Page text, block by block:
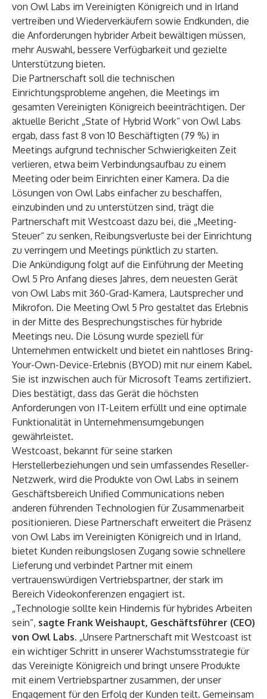
von Owl Labs im Vereinigten Königreich und in Irland
vertreiben und Wiederverkäufern sowie Endkunden, die
die Anforderungen hybrider Arbeit bewältigen müssen,
mehr Auswahl, bessere Verfügbarkeit und gezielte
Unterstützung bieten.
Die Partnerschaft soll die technischen
Einrichtungsprobleme angehen, die Meetings im
gesamten Vereinigten Königreich beeinträchtigen. Der
aktuelle Bericht „State of Hybrid Work“ von Owl Labs
ergab, dass fast 8 von 10 Beschäftigten (79 %) in
Meetings aufgrund technischer Schwierigkeiten Zeit
verlieren, etwa beim Verbindungsaufbau zu einem
Meeting oder beim Einrichten einer Kamera. Da die
Lösungen von Owl Labs einfacher zu beschaffen,
einzubinden und zu unterstützen sind, trägt die
Partnerschaft mit Westcoast dazu bei, die „Meeting-
Steuer“ zu senken, Reibungsverluste bei der Einrichtung
zu verringern und Meetings pünktlich zu starten.
Die Ankündigung folgt auf die Einführung der Meeting
Owl 5 Pro Anfang dieses Jahres, dem neuesten Gerät
von Owl Labs mit 360-Grad-Kamera, Lautsprecher und
Mikrofon. Die Meeting Owl 5 Pro gestaltet das Erlebnis
in der Mitte des Besprechungstisches für hybride
Meetings neu. Die Lösung wurde speziell für
Unternehmen entwickelt und bietet ein nahtloses Bring-
Your-Own-Device-Erlebnis (BYOD) mit nur einem Kabel.
Sie ist inzwischen auch für Microsoft Teams zertifiziert.
Dies bestätigt, dass das Gerät die höchsten
Anforderungen von IT-Leitern erfüllt und eine optimale
Funktionalität in Unternehmensumgebungen
gewährleistet.
Westcoast, bekannt für seine starken
Herstellerbeziehungen und sein umfassendes Reseller-
Netzwerk, wird die Produkte von Owl Labs in seinem
Geschäftsbereich Unified Communications neben
anderen führenden Technologien für Zusammenarbeit
positionieren. Diese Partnerschaft erweitert die Präsenz
von Owl Labs im Vereinigten Königreich und in Irland,
bietet Kunden reibungslosen Zugang sowie schnellere
Lieferung und verbindet Partner mit einem
vertrauenswürdigen Vertriebspartner, der stark im
Bereich Videokonferenzen engagiert ist.
„Technologie sollte kein Hindernis für hybrides Arbeiten
sein“, sagte Frank Weishaupt, Geschäftsführer (CEO)
von Owl Labs. „Unsere Partnerschaft mit Westcoast ist
ein wichtiger Schritt in unserer Wachstumsstrategie für
das Vereinigte Königreich und bringt unsere Produkte
mit einem Vertriebspartner zusammen, der unser
Engagement für den Erfolg der Kunden teilt. Gemeinsam